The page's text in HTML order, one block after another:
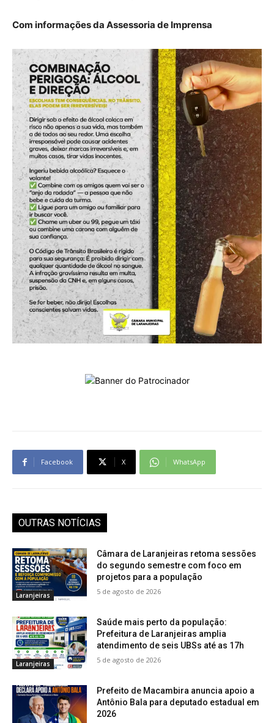
Com informações da Assessoria de Imprensa
Facebook X WhatsApp
OUTRAS NOTÍCIAS
Laranjeiras
Câmara de Laranjeiras retoma sessões
do segundo semestre com foco em
projetos para a população
5 de agosto de 2026
Laranjeiras
Saúde mais perto da população:
Prefeitura de Laranjeiras amplia
atendimento de seis UBSs até as 17h
5 de agosto de 2026
Prefeito de Macambira anuncia apoio a
Antônio Bala para deputado estadual em
2026